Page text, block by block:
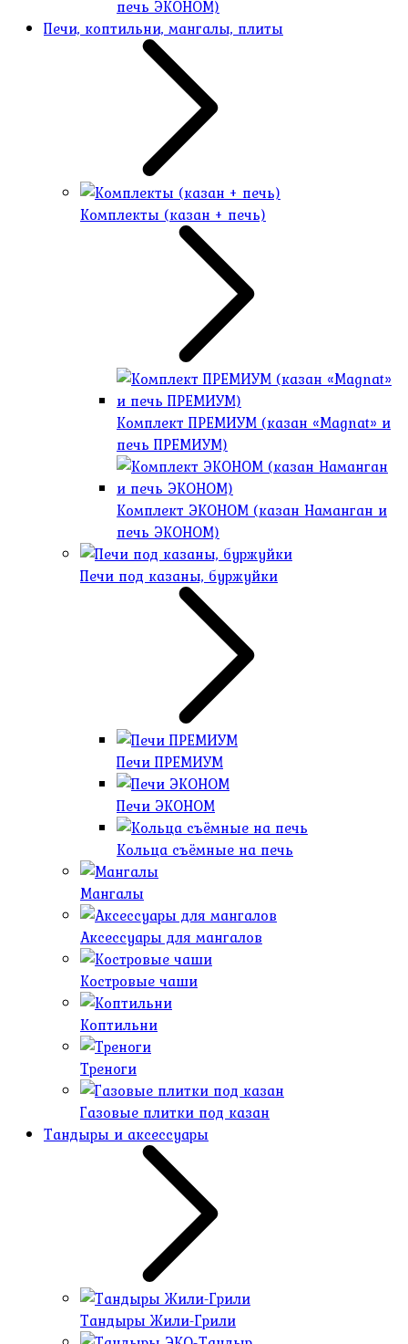
печь ЭКОНОМ)
Печи, коптильни, мангалы, плиты
Комплекты (казан + печь)
Комплект ПРЕМИУМ (казан «Magnat» и
печь ПРЕМИУМ)
Комплект ЭКОНОМ (казан Наманган и
печь ЭКОНОМ)
Печи под казаны, буржуйки
Печи ПРЕМИУМ
Печи ЭКОНОМ
Кольца съёмные на печь
Мангалы
Аксессуары для мангалов
Костровые чаши
Коптильни
Треноги
Газовые плитки под казан
Тандыры и аксессуары
Тандыры Жили-Грили